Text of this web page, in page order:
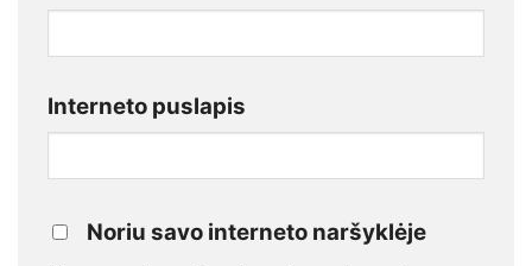
Interneto puslapis
Noriu savo interneto naršyklėje